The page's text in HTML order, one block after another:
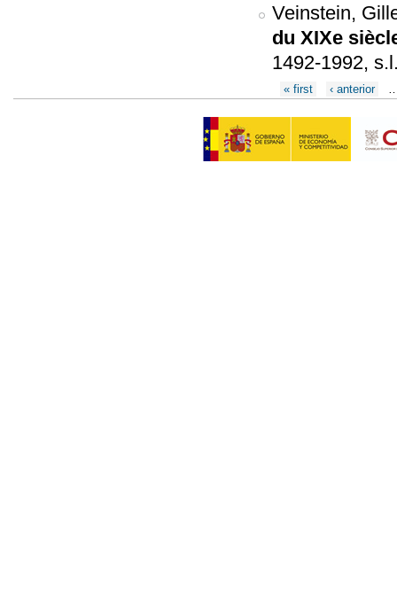
Veinstein,
du XIXe
1492-1992,
Páginas
« first ‹ anterior